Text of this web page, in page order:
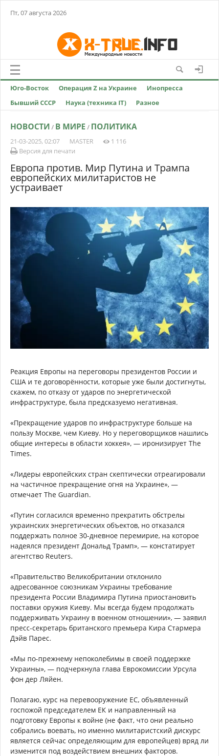
Пт, 07 августа 2026
Юго-Восток Операция Z на Украине
Инопресса
Бывший СССР
Наука (техника IT) Разное
НОВОСТИ / В МИРЕ / ПОЛИТИКА
21-03-2025, 02:07 MASTER
1 116
Версия для печати
Европа против. Мир Путина и Трампа
европейских милитаристов не
устраивает
Реакция Европы на переговоры президентов России и
США и те договорённости, которые уже были достигнуты,
скажем, по отказу от ударов по энергетической
инфраструктуре, была предсказуемо негативная.
«Прекращение ударов по инфраструктуре больше на
пользу Москве, чем Киеву. Но у переговорщиков нашлись
общие интересы в области хоккея», — иронизирует The
Times.
«Лидеры европейских стран скептически отреагировали
на частичное прекращение огня на Украине», —
отмечает The Guardian.
«Путин согласился временно прекратить обстрелы
украинских энергетических объектов, но отказался
поддержать полное 30-дневное перемирие, на которое
надеялся президент Дональд Трамп», — констатирует
агентство Reuters.
«Правительство Великобритании отклонило
адресованное союзникам Украины требование
президента России Владимира Путина приостановить
поставки оружия Киеву. Мы всегда будем продолжать
поддерживать Украину в военном отношении», — заявил
пресс-секретарь британского премьера Кира Стармера
Дэйв Парес.
«Мы по-прежнему непоколебимы в своей поддержке
Украины», — подчеркнула глава Еврокомиссии Урсула
фон дер Ляйен.
Полагаю, курс на перевооружение ЕС, объявленный
госпожой председателем ЕК и направленный на
подготовку Европы к войне (не факт, что они реально
собрались воевать, но именно милитаристский дискурс
является сейчас определяющим для европейцев) вряд ли
изменится под воздействием внешних факторов.